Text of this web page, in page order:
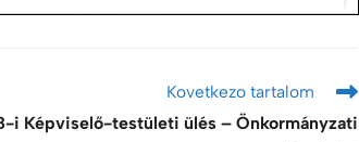
Kovetkezo tartalom
i Képviselő-testületi ülés – Önkormányzati